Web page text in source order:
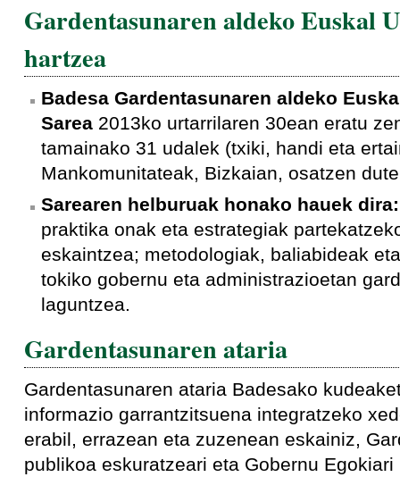
Gardentasunaren aldeko Euskal
hartzea
Badesa Gardentasunaren aldeko
Sarea2013ko urtarrilaren 30ean eratu
tamainako 31 udalek (txiki, handi eta
Mankomunitateak, Bizkaian, osatzen
Sarearen helburuak honako hauek
praktika onak eta estrategiak
eskaintzea; metodologiak, baliabideak
tokiko gobernu eta administrazioetan
laguntzea.
Gardentasunaren ataria
Gardentasunaren ataria Badesako
informazio garrantzitsuena integratzeko
erabil, errazean eta zuzenean eskainiz,
publikoa eskuratzeari eta Gobernu